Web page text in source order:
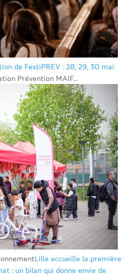
de FestiPREV : 28, 29, 30 mai
Prévention MAIF...
Lille accueille la première
: un bilan qui donne envie de